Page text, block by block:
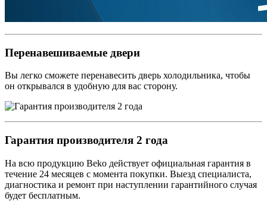
Перенавешиваемые двери
Вы легко сможете перенавесить дверь холодильника, чтобы
он открывался в удобную для вас сторону.
Гарантия производителя 2 года
На всю продукцию Beko действует официальная гарантия в
течение 24 месяцев с момента покупки. Выезд специалиста,
диагностика и ремонт при наступлении гарантийного случая
будет бесплатным.